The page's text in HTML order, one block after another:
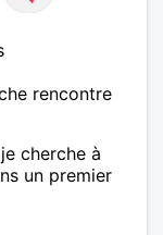
rencontre
cherche à
un premier